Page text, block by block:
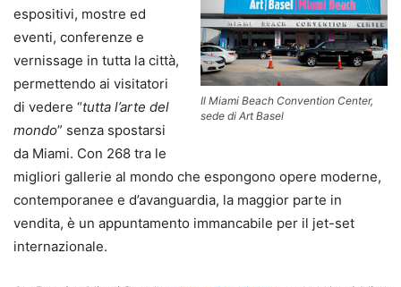
Il Miami Beach Convention Center,
sede di Art Basel
espositivi, mostre ed
eventi, conferenze e
vernissage in tutta la città,
permettendo ai visitatori
di vedere “tutta l’arte del
mondo” senza spostarsi
da Miami. Con 268 tra le
migliori gallerie al mondo che espongono opere moderne,
contemporanee e d’avanguardia, la maggior parte in
vendita, è un appuntamento immancabile per il jet-set
internazionale.